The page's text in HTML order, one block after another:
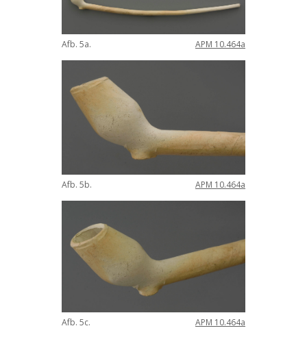
Afb. 5a. APM 10.464a
Afb. 5b. APM 10.464a
Afb. 5c. APM 10.464a